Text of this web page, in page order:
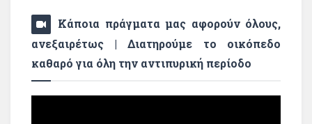
Κάποια πράγματα μας αφορούν όλους,
ανεξαιρέτως | Διατηρούμε το οικόπεδο
καθαρό για όλη την αντιπυρική περίοδο